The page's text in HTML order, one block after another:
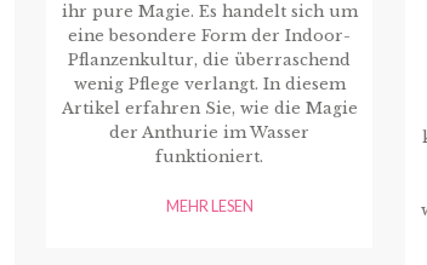
ihr pure Magie. Es handelt sich um
eine besondere Form der Indoor-
Pflanzenkultur, die überraschend
wenig Pflege verlangt. In diesem
Artikel erfahren Sie, wie die Magie
der Anthurie im Wasser
funktioniert.
MEHR LESEN